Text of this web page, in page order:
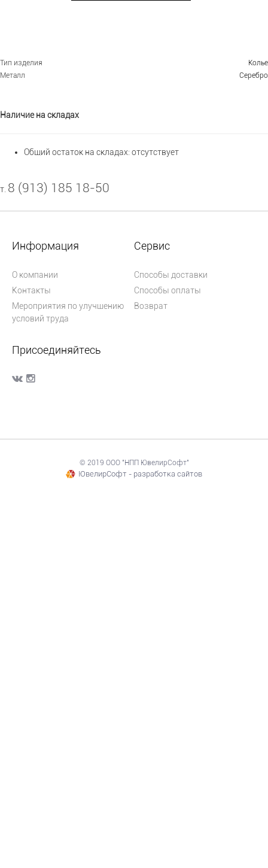
Тип изделия
Колье
Металл
Серебро
Наличие на складах
Общий остаток на складах: отсутствует
т. 8 (913) 185 18-50
Информация
О компании
Контакты
Мероприятия по улучшению
условий труда
Сервис
Способы доставки
Способы оплаты
Возврат
Присоединяйтесь
© 2019 ООО "НПП ЮвелирСофт"
ЮвелирСофт - разработка сайтов